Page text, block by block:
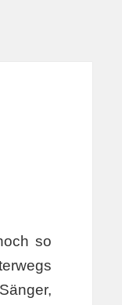
so